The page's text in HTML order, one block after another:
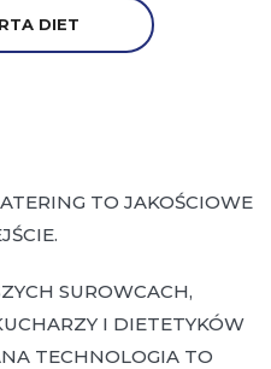
DIET
TO JAKOŚCIOWE
SUROWCACH,
I DIETETYKÓW
TECHNOLOGIA TO